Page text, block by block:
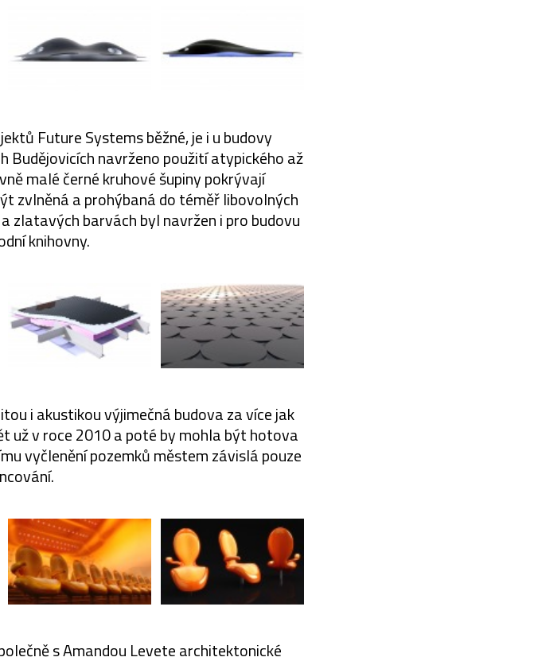
Future Systems běžné, je i u budovy
Budějovicích navrženo použití atypického až
malé černé kruhové šupiny pokrývají
zvlněná a prohýbaná do téměř libovolných
zlatavých barvách byl navržen i pro budovu
knihovny.
i akustikou výjimečná budova za více jak
už v roce 2010 a poté by mohla být hotova
vyčlenění pozemků městem závislá pouze
s Amandou Levete architektonické